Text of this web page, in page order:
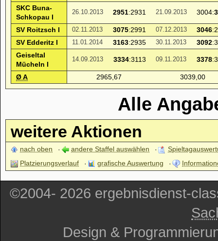
SKC Buna-
Schkopau I
26.10.2013 2951:2931 21.09.2013 3004:
SV Roitzsch I 02.11.2013 3075:2991 07.12.2013 3046
SV Edderitz I
11.01.2014 3163:2935 30.11.2013 3092
Geiseltal
Mücheln I
14.09.2013 3334:3113 09.11.2013 3378
Ø A 2965,67 3039,00
Alle
weitere Aktionen
nach oben andere Staffel auswählen
Platzierungsverlauf
grafische Auswertung
©2004- 2026 ergebnisdienst-
Design &